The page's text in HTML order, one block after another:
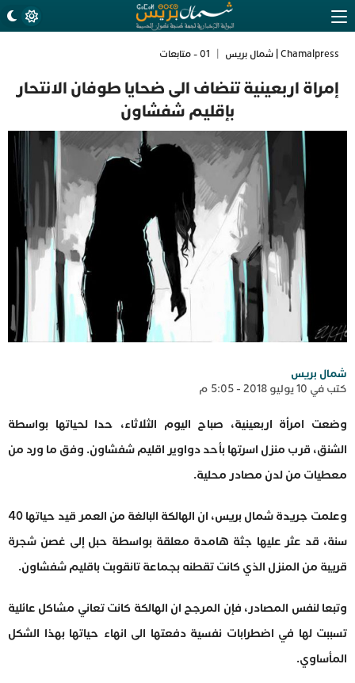
Chamalpress | شمال بريس 01 - متابعات
إمراة اربعينية تنضاف الى ضحايا طوفان الانتحار
بإقليم شفشاون
شمال بريس
كتب في 10 يوليو 2018 - 5:05 م
وضعت امرأة اربعينية، صباح اليوم الثلاثاء، حدا لحياتها بواسطة
الشنق، قرب منزل اسرتها بأحد دواوير اقليم شفشاون. وفق ما ورد من
معطيات من لدن مصادر محلية.
وعلمت جريدة شمال بريس، ان الهالكة البالغة من العمر قيد حياتها 40
سنة، قد عثر عليها جثة هامدة معلقة بواسطة حبل إلى غصن شجرة
قريبة من المنزل الذي كانت تقطنه بجماعة تانقوبت باقليم شفشاون.
وتبعا لنفس المصادر، فإن المرجح ان الهالكة كانت تعاني مشاكل عائلية
تسببت لها في اضطرابات نفسية دفعتها الى انهاء حياتها بهذا الشكل
المأساوي.